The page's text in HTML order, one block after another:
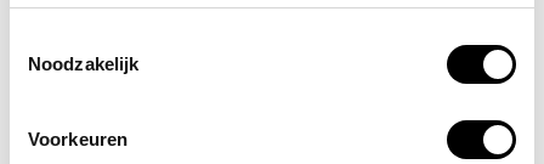
Noodzakelijk
Voorkeuren